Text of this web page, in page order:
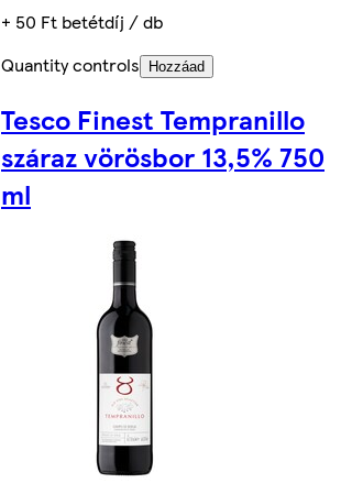
+ 50 Ft betétdíj / db
Quantity controls
Hozzáad
Tesco Finest Tempranillo
száraz vörösbor 13,5% 750
ml